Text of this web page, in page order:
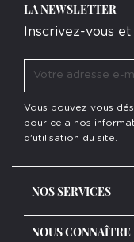
LA NEWSLETTER
Inscrivez-vous et
Vous pouvez vous
pour cela nos
d'utilisation du site.
NOS SERVICES
NOUS CONNAÎTRE